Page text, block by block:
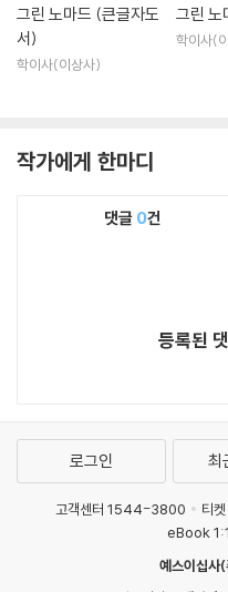
그린 노마드 (큰글자도
서)
학이사(이상사)
그린 노
학이사(
작가에게 한마디
댓글 0건
등록된
로그인 최
고객센터 1544-3800 티
eBook
예스이십사